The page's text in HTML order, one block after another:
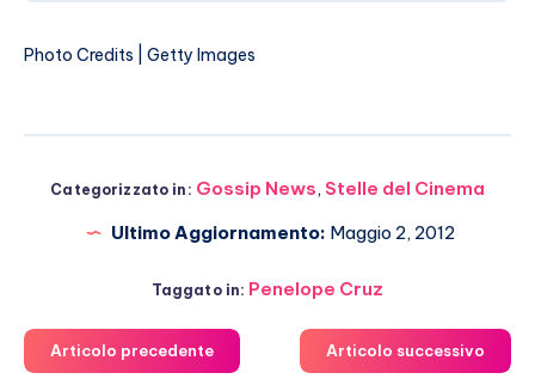
Photo Credits | Getty Images
Categorizzato in: Gossip News, Stelle del Cinema
Ultimo Aggiornamento: Maggio 2, 2012
Taggato in: Penelope Cruz
Articolo precedente Articolo successivo